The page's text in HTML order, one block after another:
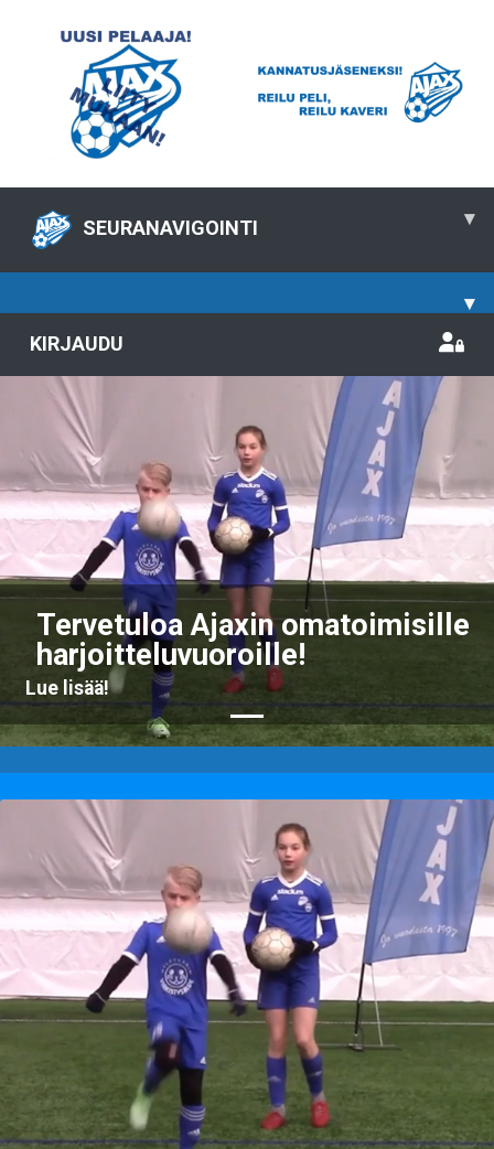
SEURANAVIGOINTI ▾
▾
KIRJAUDU
Tervetuloa Ajaxin omatoimisille
harjoitteluvuoroille!
Lue lisää!
Previous